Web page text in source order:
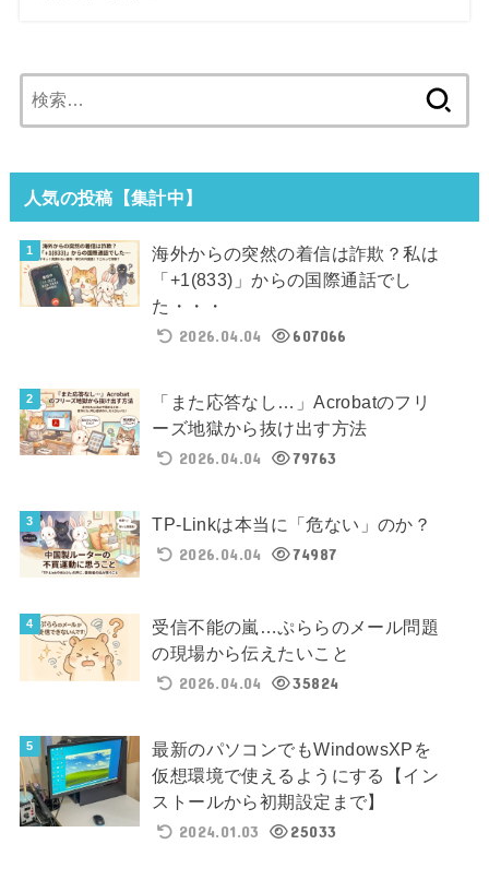
索:
人気の投稿【集計中】
海外からの突然の着信は詐欺？私は
「+1(833)」からの国際通話でし
た・・・
2026.04.04
607066
「また応答なし…」Acrobatのフリ
ーズ地獄から抜け出す方法
2026.04.04
79763
TP-Linkは本当に「危ない」のか？
2026.04.04
74987
受信不能の嵐…ぷららのメール問題
の現場から伝えたいこと
2026.04.04
35824
最新のパソコンでもWindowsXPを
仮想環境で使えるようにする【イン
ストールから初期設定まで】
2024.01.03
25033